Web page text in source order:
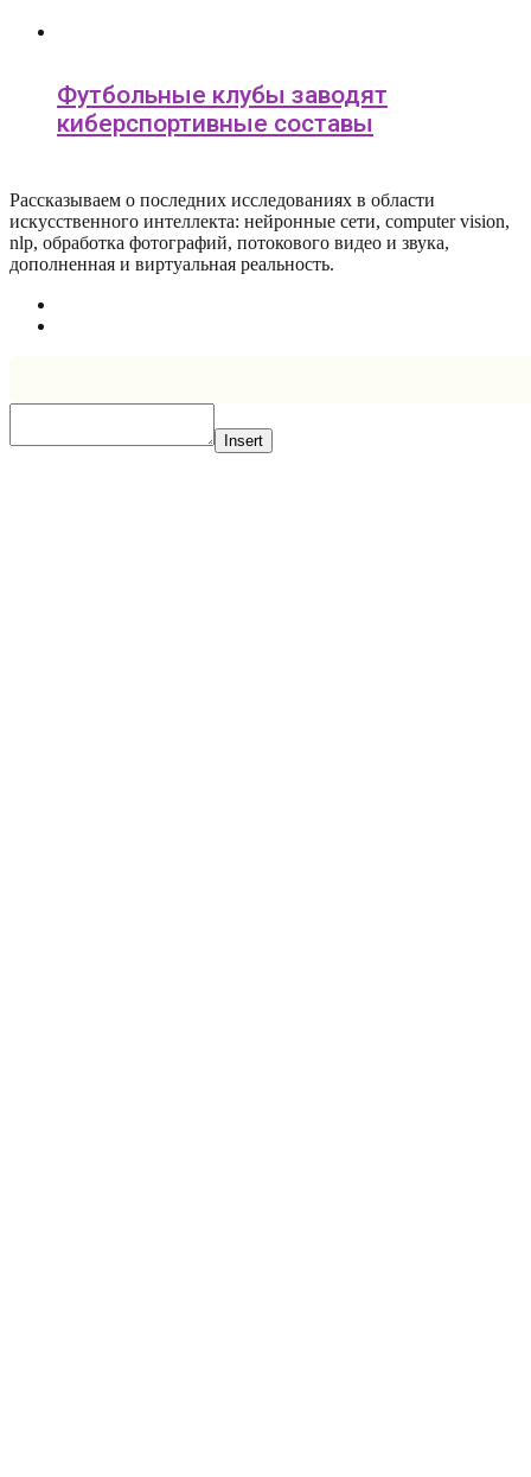
Футбольные клубы заводят
киберспортивные составы
Рассказываем о последних исследованиях в области
искусcтвенного интеллекта: нейронные сети, computer vision,
nlp, обработка фотографий, потокового видео и звука,
дополненная и виртуальная реальность.
Insert